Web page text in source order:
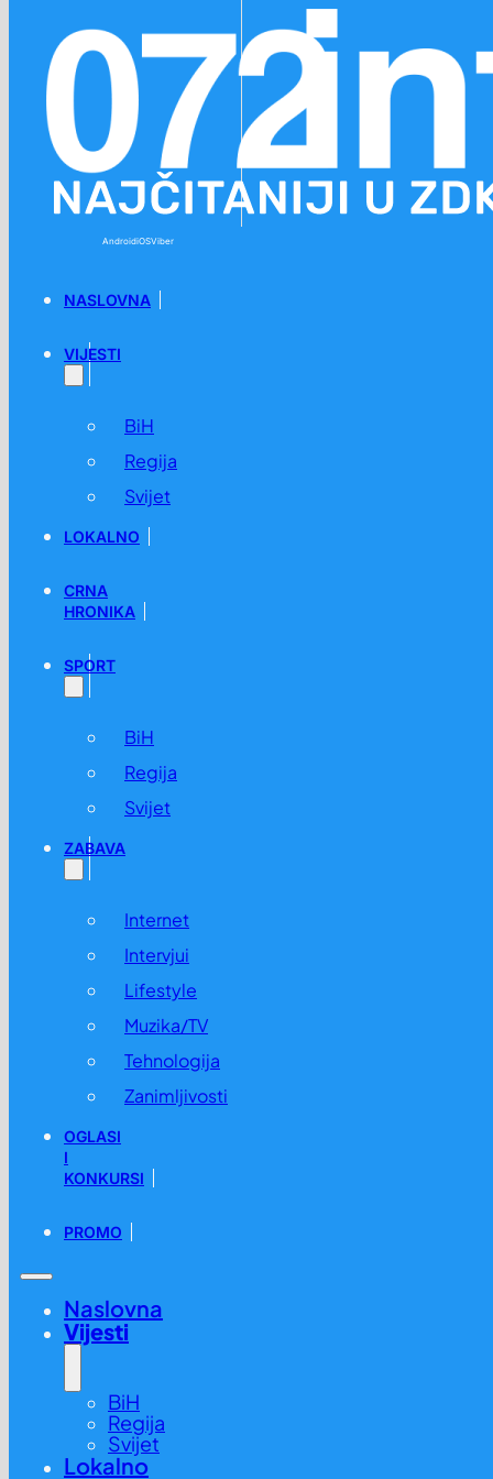
AndroidiOSViber
NASLOVNA
VIJESTI
BiH
Regija
Svijet
LOKALNO
CRNA
HRONIKA
SPORT
BiH
Regija
Svijet
ZABAVA
Internet
Intervjui
Lifestyle
Muzika/TV
Tehnologija
Zanimljivosti
OGLASI
I
KONKURSI
PROMO
Naslovna
Vijesti
BiH
Regija
Svijet
Lokalno